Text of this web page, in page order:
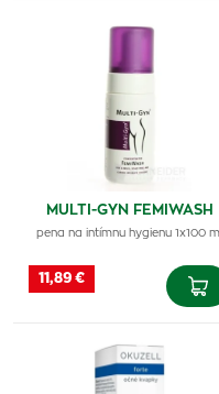
MULTI-GYN FEMIWASH
pena na intímnu hygienu 1x100 ml
11,89 €